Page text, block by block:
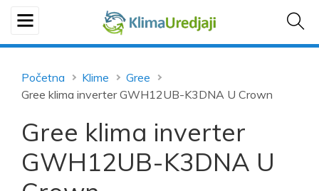
Početna Klime
Gree
Gree klima inverter GWH12UB-K3DNA U Crown
Gree klima inverter
GWH12UB-K3DNA U